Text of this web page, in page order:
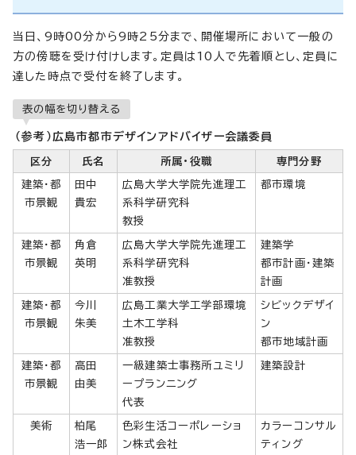
当日、9時00分から9時25分まで、開催場所において一般の
方の傍聴を受け付けします。定員は10人で先着順とし、定員に
達した時点で受付を終了します。
表の幅を切り替える
（参考）広島市都市デザインアドバイザー会議委員
区分 氏名 所属・役職 専門分野
建築・都
市景観
田中
貴宏
広島大学大学院先進理工
系科学研究科
教授
都市環境
建築・都
市景観
角倉
英明
広島大学大学院先進理工
系科学研究科
准教授
建築学
都市計画・建築
計画
建築・都
市景観
今川
朱美
広島工業大学工学部環境
土木工学科
准教授
シビックデザイ
ン
都市地域計画
建築・都
市景観
高田
由美
一級建築士事務所ユミリ
ープランニング
代表
建築設計
美術
柏尾
浩一郎
色彩生活コーポレーショ
ン株式会社
カラーコンサル
ティング